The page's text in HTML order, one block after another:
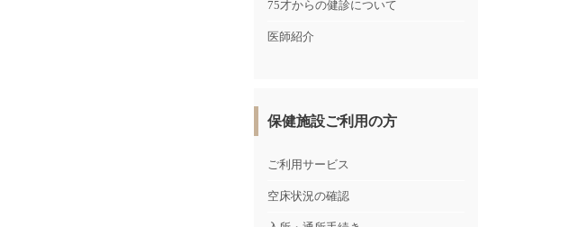
75才からの健診について
医師紹介
保健施設ご利用の方
ご利用サービス
空床状況の確認